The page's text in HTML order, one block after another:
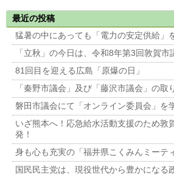
最近の投稿
猛暑の中にあっても「電力の安定供給」
「立秋」の今日は、令和8年第3回敦賀市
81回目を迎える広島「原爆の日」
「秦野市議会」及び「藤沢市議会」の取
磐田市議会にて「オンライン委員会」を
いざ熊本へ！応急給水活動支援のため敦
発！
身も心も充実の「福井県こくみんミーテ
国民民主党は、現役世代から豊かになる